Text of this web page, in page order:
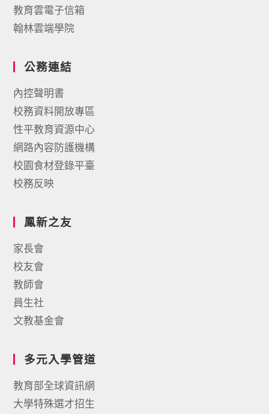
教育雲電子信箱
翰林雲端學院
公務連結
內控聲明書
校務資料開放專區
性平教育資源中心
網路內容防護機構
校園食材登錄平臺
校務反映
鳳新之友
家長會
校友會
教師會
員生社
文教基金會
多元入學管道
教育部全球資訊網
大學特殊選才招生